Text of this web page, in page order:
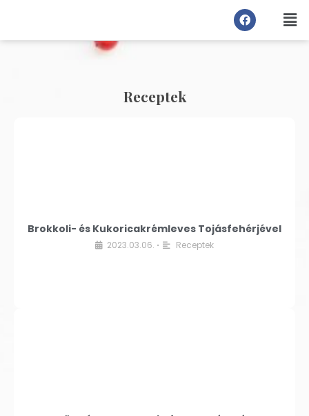
Receptek
Brokkoli- és Kukoricakrémleves Tojásfehérjével
2023.03.06. • Receptek